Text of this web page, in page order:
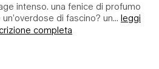
intenso. una fenice di profumo
di fascino? un... leggi
completa